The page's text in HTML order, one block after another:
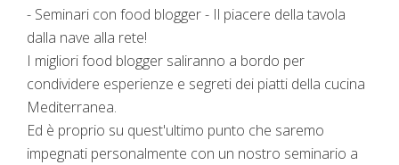
- Seminari con food blogger - Il piacere della tavola
dalla nave alla rete!
I migliori food blogger saliranno a bordo per
condividere esperienze e segreti dei piatti della cucina
Mediterranea.
Ed è proprio su quest'ultimo punto che saremo
impegnati personalmente con un nostro seminario a